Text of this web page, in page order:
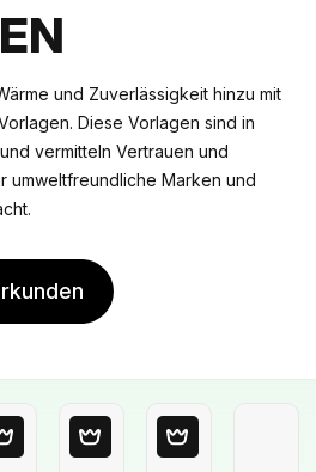
und Zuverlässigkeit hinzu mit
Diese Vorlagen sind in
vermitteln Vertrauen und
umweltfreundliche Marken und